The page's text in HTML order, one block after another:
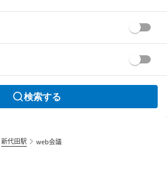
検索する
新代田駅 web会議